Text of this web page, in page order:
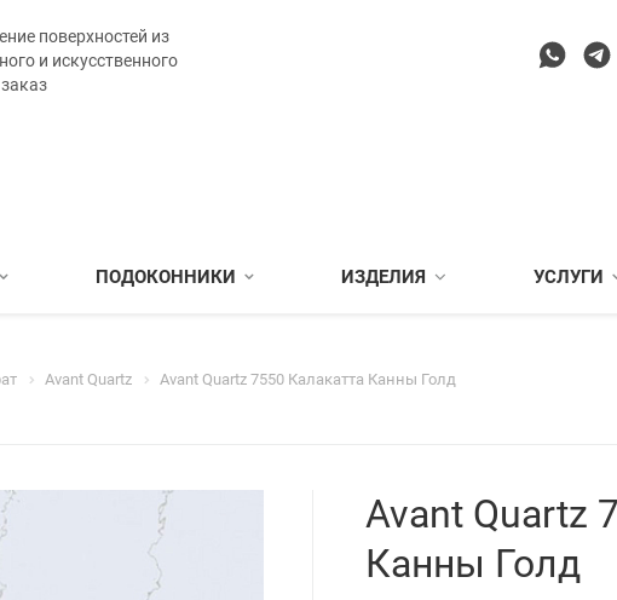
поверхностей из
и искусственного
ПОДОКОННИКИ ИЗДЕЛИЯ УСЛУГИ
Avant Quartz Avant Quartz 7550 Калакатта Канны Голд
Avant Quartz
Канны Голд